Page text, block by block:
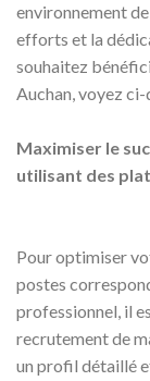
environnement
efforts et la
souhaitez
Auchan, voyez
Maximiser le
utilisant des
Pour optimiser
postes
professionnel, il
recrutement de
un profil détaillé